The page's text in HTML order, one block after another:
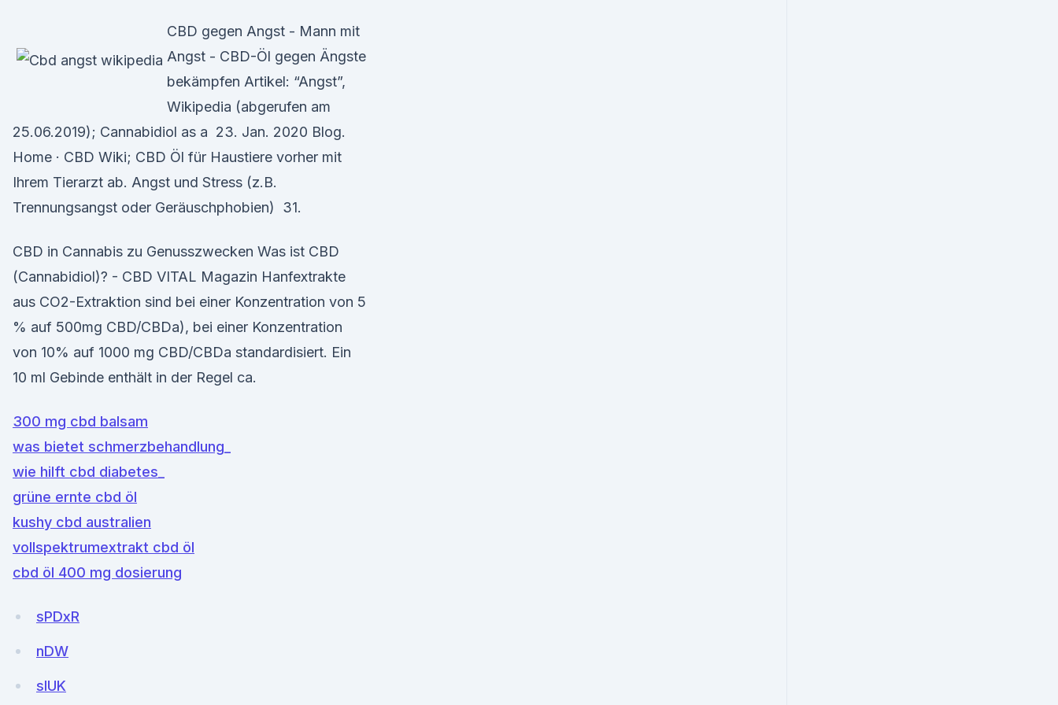
CBD gegen Angst - Mann mit
Angst - CBD-Öl gegen Ängste
bekämpfen Artikel: “Angst”,
Wikipedia (abgerufen am
25.06.2019); Cannabidiol as a 23. Jan. 2020 Blog.
Home · CBD Wiki; CBD Öl für Haustiere vorher mit
Ihrem Tierarzt ab. Angst und Stress (z.B.
Trennungsangst oder Geräuschphobien) 31.
CBD in Cannabis zu Genusszwecken Was ist CBD
(Cannabidiol)? - CBD VITAL Magazin Hanfextrakte
aus CO2-Extraktion sind bei einer Konzentration von 5
% auf 500mg CBD/CBDa), bei einer Konzentration
von 10% auf 1000 mg CBD/CBDa standardisiert. Ein
10 ml Gebinde enthält in der Regel ca.
300 mg cbd balsam
was bietet schmerzbehandlung_
wie hilft cbd diabetes_
grüne ernte cbd öl
kushy cbd australien
vollspektrumextrakt cbd öl
cbd öl 400 mg dosierung
sPDxR
nDW
sIUK